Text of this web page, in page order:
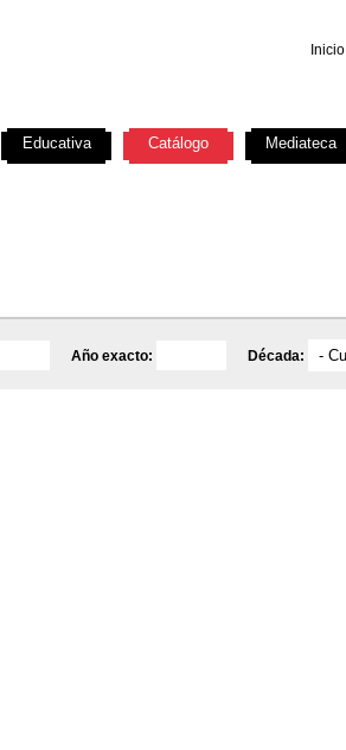
Inicio
Año exacto: Década:
Educativa Catálogo Mediateca